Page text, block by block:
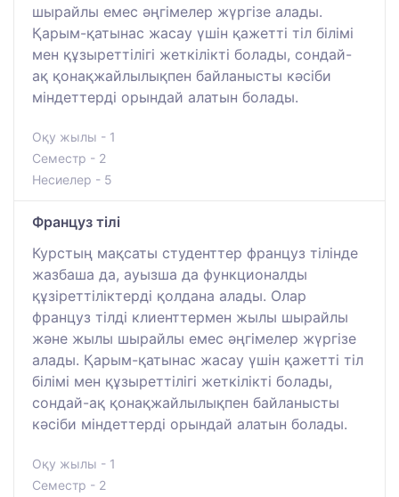
шырайлы емес әңгімелер жүргізе алады.
Қарым-қатынас жасау үшін қажетті тіл білімі
мен құзыреттілігі жеткілікті болады, сондай-
ақ қонақжайлылықпен байланысты кәсіби
міндеттерді орындай алатын болады.
Оқу жылы - 1
Семестр - 2
Несиелер - 5
Француз тілі
Курстың мақсаты студенттер француз тілінде
жазбаша да, ауызша да функционалды
құзіреттіліктерді қолдана алады. Олар
француз тілді клиенттермен жылы шырайлы
және жылы шырайлы емес әңгімелер жүргізе
алады. Қарым-қатынас жасау үшін қажетті тіл
білімі мен құзыреттілігі жеткілікті болады,
сондай-ақ қонақжайлылықпен байланысты
кәсіби міндеттерді орындай алатын болады.
Оқу жылы - 1
Семестр - 2